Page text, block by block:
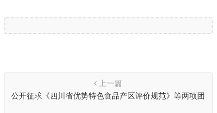
上一篇
公开征求《四川省优势特色食品产区评价规范》等两项团